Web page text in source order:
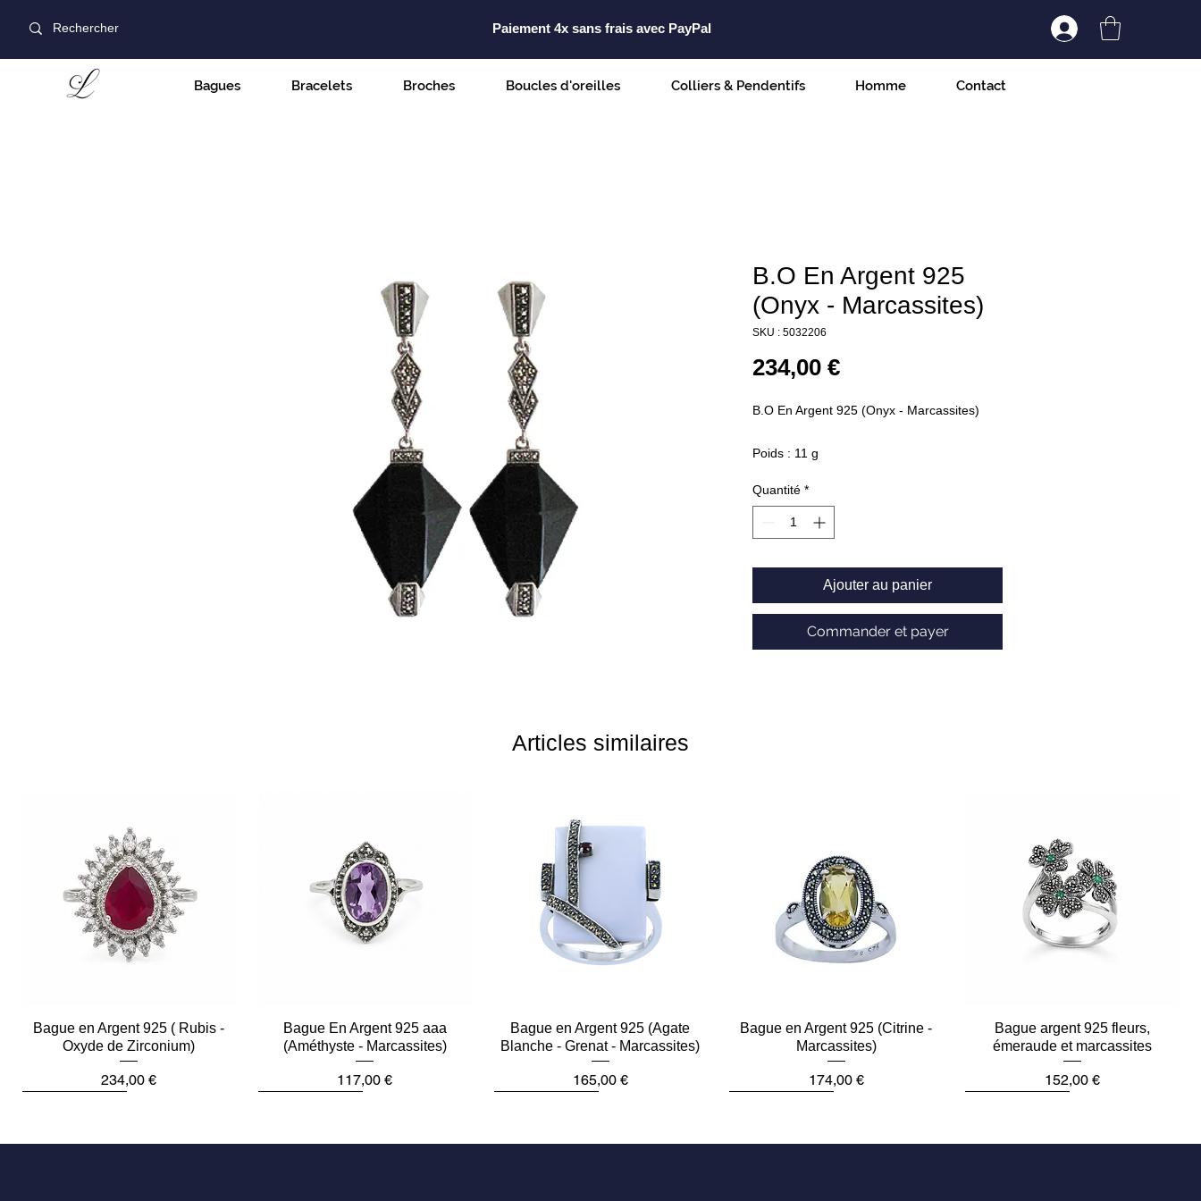
Paiement 4x sans frais avec PayPal Connexion/
Bagues Bracelets Broches Boucles d'oreilles Colliers & Pendentifs Homme Contact
B.O En Argent 925
(Onyx - Marcassites)
SKU : 5032206
234,00 €Prix
B.O En Argent 925 (Onyx - Marcassites)
Poids : 11 g
Quantité *
Ajouter au panier
Commander et payer
Articles similaires
Aperçu rapide
Bague en Argent 925 ( Rubis -
Oxyde de Zirconium)
Prix
234,00 €
Aperçu rapide
Bague En Argent 925 aaa
(Améthyste - Marcassites)
Prix
117,00 €
Aperçu rapide
Bague en Argent 925 (Agate
Blanche - Grenat - Marcassites)
Prix
165,00 €
Aperçu rapide
Bague en Argent 925 (Citrine -
Marcassites)
Prix
174,00 €
Aperçu rapide
Bague argent 925 fleurs,
émeraude et marcassites
Prix
152,00 €